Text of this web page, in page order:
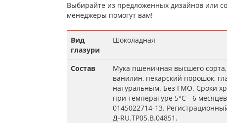
Выбирайте из предложенных дизайнов или
менеджеры помогут вам!
Вид
глазури
Шоколадная
Состав
Мука пшеничная высшего
ванилин, пекарский порошок,
натуральным. Без ГМО. Сроки
при температуре 5°С - 6
0145022714-13.
Д-RU.TP05.B.04851.